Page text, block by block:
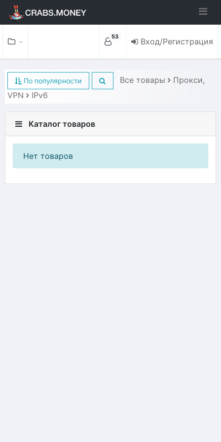
53 Вход/Регистрация
По популярности Все товары
Прокси,
VPN
IPv6
Каталог товаров
Нет товаров